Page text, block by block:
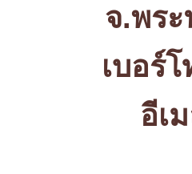
จ.พร
เบอร์
อีเ